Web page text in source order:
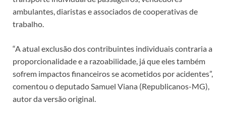
ambulantes, diaristas e associados de cooperativas de
trabalho.
“A atual exclusão dos contribuintes individuais contraria a
proporcionalidade e a razoabilidade, já que eles também
sofrem impactos financeiros se acometidos por acidentes”,
comentou o deputado Samuel Viana (Republicanos-MG),
autor da versão original.